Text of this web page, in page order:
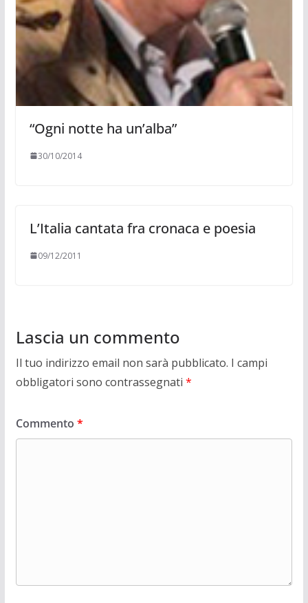
“Ogni notte ha un’alba”
30/10/2014
L’Italia cantata fra cronaca e poesia
09/12/2011
Lascia un commento
Il tuo indirizzo email non sarà pubblicato. I campi
obbligatori sono contrassegnati *
Commento *